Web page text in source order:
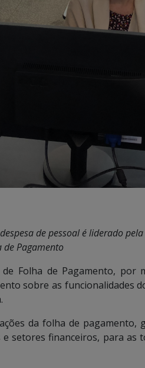
de pessoal é liderado pela
de Pagamento
Folha de Pagamento, por
sobre as funcionalidades
da folha de pagamento,
setores financeiros, para as